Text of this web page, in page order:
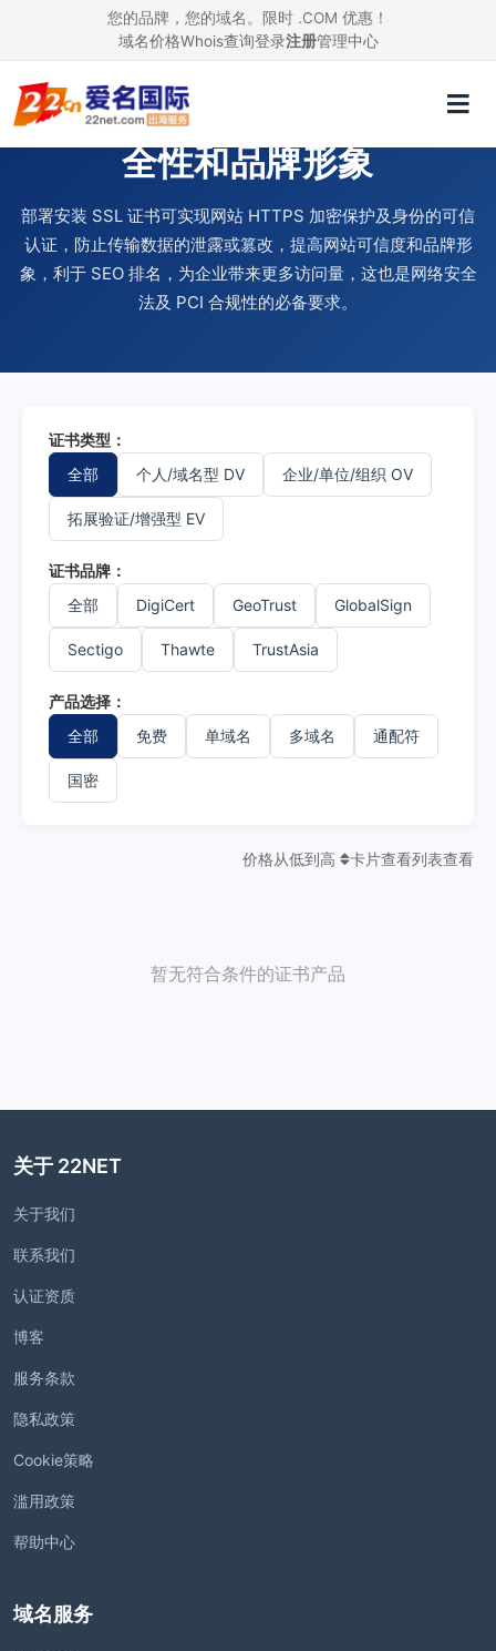
您的品牌，您的域名。限时 .COM 优惠！
域名价格Whois查询登录注册管理中心
使用 SSL 证书，提升网站安
全性和品牌形象
部署安装 SSL 证书可实现网站 HTTPS 加密保护及身份的可信
认证，防止传输数据的泄露或篡改，提高网站可信度和品牌形
象，利于 SEO 排名，为企业带来更多访问量，这也是网络安全
法及 PCI 合规性的必备要求。
证书类型：
全部
个人/域名型 DV 企业/单位/组织 OV
拓展验证/增强型 EV
证书品牌：
全部
DigiCert GeoTrust GlobalSign
Sectigo Thawte TrustAsia
产品选择：
全部
免费 单域名 多域名 通配符
国密
价格从低到高 卡片查看列表查看
暂无符合条件的证书产品
关于 22NET
关于我们
联系我们
认证资质
博客
服务条款
隐私政策
Cookie策略
滥用政策
帮助中心
域名服务